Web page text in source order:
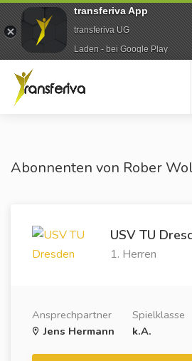
Abonnenten von Rober
USV TU
1. Herren
Ansprechpartner
Jens Hermann
Spielklasse
k.A.
transferiva App
transferiva UG
Laden - bei Google Play